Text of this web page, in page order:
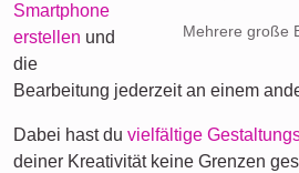
Mehrere große
Smartphone
erstellen und
die
Bearbeitung jederzeit an einem
Dabei hast du vielfältige
deiner Kreativität keine Grenzen